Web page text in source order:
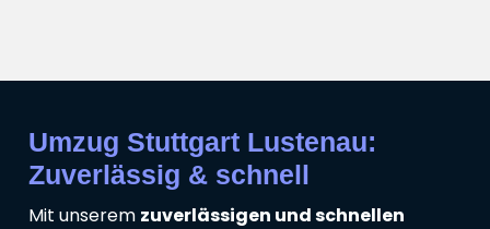
Umzug Stuttgart Lustenau:
Zuverlässig & schnell
Mit unserem zuverlässigen und schnellen